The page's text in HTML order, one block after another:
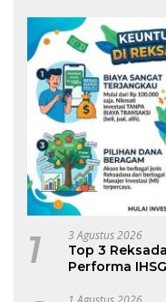
1 3 Agustus 2026
Top 3
Performa IHSG